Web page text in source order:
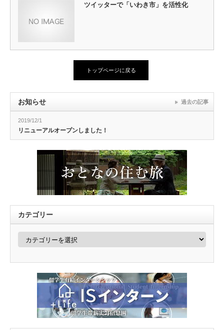
ツイッターで「いわき市」を活性化
トップページに戻る
お知らせ
2019/12/1
リニューアルオープンしました！
過去の記事
カテゴリー
カ
ー